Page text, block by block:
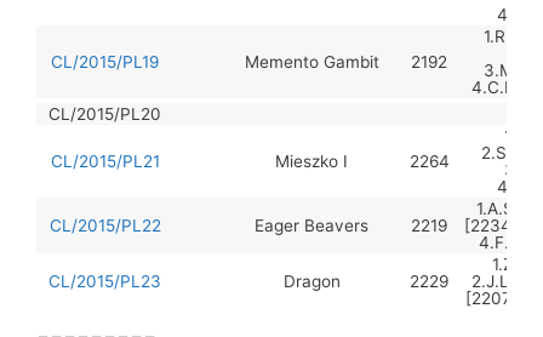
CL/2015/PL19 Memento Gambit 2192
CL/2015/PL20
CL/2015/PL21 Mieszko I 2264
CL/2015/PL22
Eager Beavers 2219
[2234],
CL/2015/PL23
Dragon 2229
[2207],